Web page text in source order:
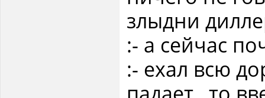
злыдни
:- а сейчас
:- ехал всю